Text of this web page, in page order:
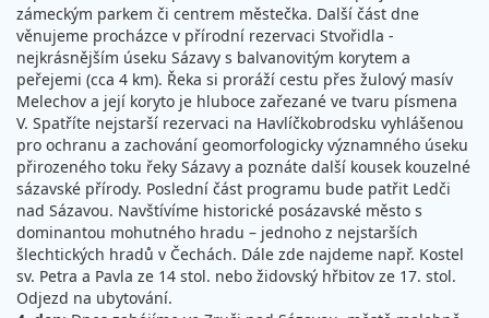
zámeckým parkem či centrem městečka. Další část dne
věnujeme procházce v přírodní rezervaci Stvořidla -
nejkrásnějším úseku Sázavy s balvanovitým korytem a
peřejemi (cca 4 km). Řeka si proráží cestu přes žulový masív
Melechov a její koryto je hluboce zařezané ve tvaru písmena
V. Spatříte nejstarší rezervaci na Havlíčkobrodsku vyhlášenou
pro ochranu a zachování geomorfologicky významného úseku
přirozeného toku řeky Sázavy a poznáte další kousek kouzelné
sázavské přírody. Poslední část programu bude patřit Ledči
nad Sázavou. Navštívíme historické posázavské město s
dominantou mohutného hradu – jednoho z nejstarších
šlechtických hradů v Čechách. Dále zde najdeme např. Kostel
sv. Petra a Pavla ze 14 stol. nebo židovský hřbitov ze 17. stol.
Odjezd na ubytování.